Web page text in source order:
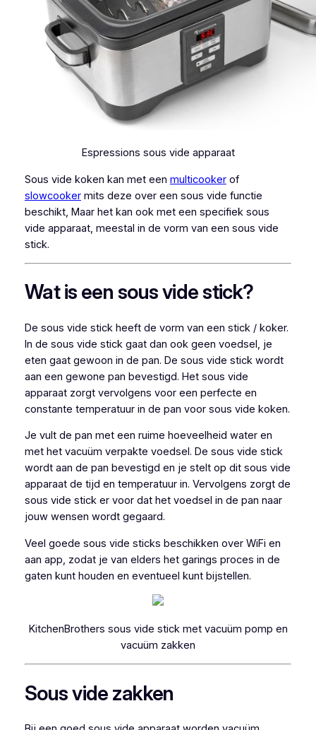
Espressions sous vide apparaat
Sous vide koken kan met een multicookerof
slowcookermits deze over een sous vide functie
beschikt, Maar het kan ook met een specifiek sous
vide apparaat, meestal in de vorm van een sous vide
stick.
Wat is een sous vide stick?
De sous vide stick heeft de vorm van een stick / koker.
In de sous vide stick gaat dan ook geen voedsel, je
eten gaat gewoon in de pan. De sous vide stick wordt
aan een gewone pan bevestigd. Het sous vide
apparaat zorgt vervolgens voor een perfecte en
constante temperatuur in de pan voor sous vide koken.
Je vult de pan met een ruime hoeveelheid water en
met het vacuüm verpakte voedsel. De sous vide stick
wordt aan de pan bevestigd en je stelt op dit sous vide
apparaat de tijd en temperatuur in. Vervolgens zorgt de
sous vide stick er voor dat het voedsel in de pan naar
jouw wensen wordt gegaard.
Veel goede sous vide sticks beschikken over WiFi en
aan app, zodat je van elders het garings proces in de
gaten kunt houden en eventueel kunt bijstellen.
KitchenBrothers sous vide stick met vacuüm pomp en
vacuüm zakken
Sous vide zakken